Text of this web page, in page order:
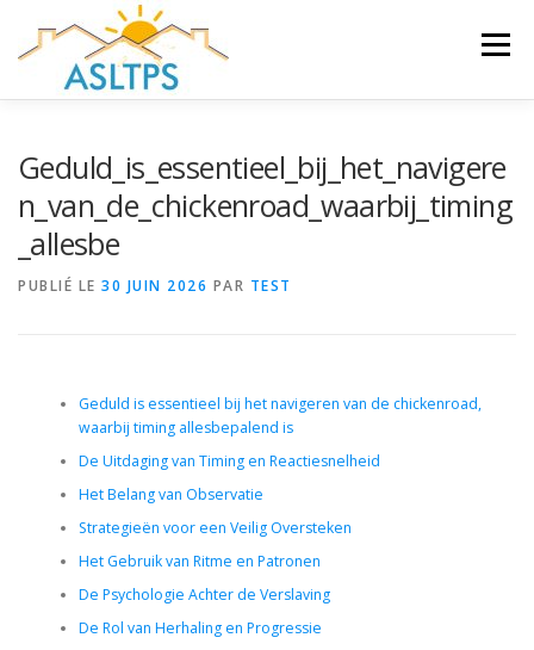
contenu
Menu
GALERIE
Geduld_is_essentieel_bij_het_navigere
n_van_de_chickenroad_waarbij_timing
_allesbe
PUBLIÉ LE 30 JUIN 2026 PAR TEST
Geduld is essentieel bij het navigeren van de chickenroad,
waarbij timing allesbepalend is
De Uitdaging van Timing en Reactiesnelheid
Het Belang van Observatie
Strategieën voor een Veilig Oversteken
Het Gebruik van Ritme en Patronen
De Psychologie Achter de Verslaving
De Rol van Herhaling en Progressie